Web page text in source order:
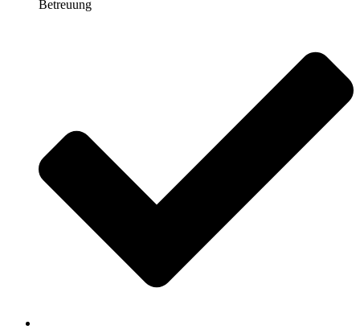
Betreuung